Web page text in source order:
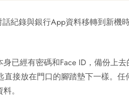
紀錄與銀行App資料移轉到新機
已經有密碼和Face ID，備份上
直接放在門口的腳踏墊下一樣。
。